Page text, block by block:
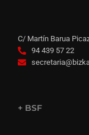
C/ Martín Barua
94 439 57 22
+ BSF